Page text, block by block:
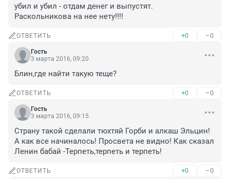
убил и убил - отдам денег и выпустят.
Раскольникова на нее нету!!!!
ОТВЕТИТЬ +0 –0
Гость
3 марта 2016, 09:20
Блин,где найти такую теще?
ОТВЕТИТЬ +0 –0
Гость
3 марта 2016, 09:15
Страну такой сделали тюхтяй Горби и алкаш Эльцин!
А как все начиналось! Просвета не видно! Как сказал
Ленин бабай -Терпеть,терпеть и терпеть!
ОТВЕТИТЬ +0 –0